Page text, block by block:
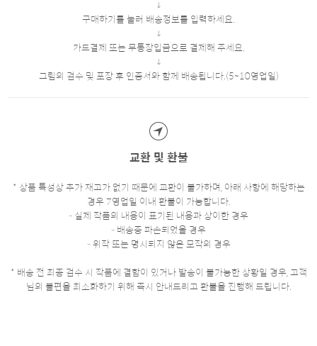
구매하기를 눌러 배송정보를 입력하세요.
카드결제 또는 무통장입금으로 결제해 주세요.
그림의 검수 및 포장 후 인증서와 함께 배송됩니다.(5~10영업일)
교환 및 환불
* 상품 특성상 추가 재고가 없기 때문에 교환이 불가하며, 아래 사항에 해당하는
경우 7영업일 이내 환불이 가능합니다.
- 실제 작품의 내용이 표기된 내용과 상이한 경우
- 배송중 파손되었을 경우
- 위작 또는 명시되지 않은 모작의 경우
* 배송 전 최종 검수 시 작품에 결함이 있거나 발송이 불가능한 상황일 경우, 고객
님의 불편을 최소화하기 위해 즉시 안내드리고 환불을 진행해 드립니다.